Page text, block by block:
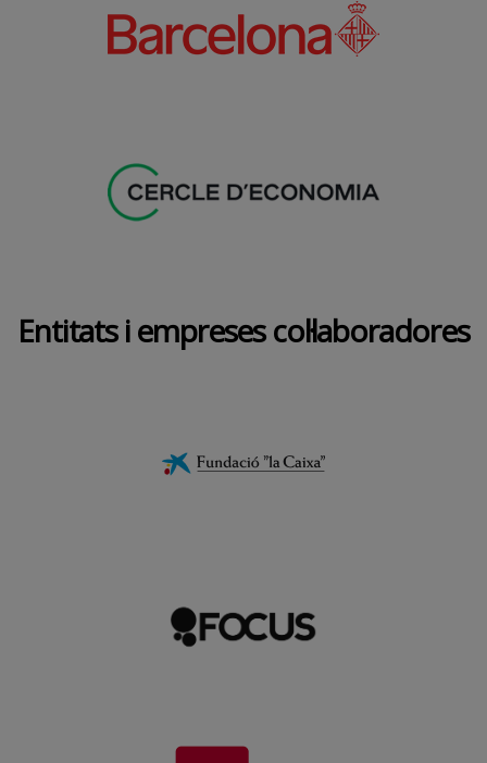
Entitats i empreses col·laboradores